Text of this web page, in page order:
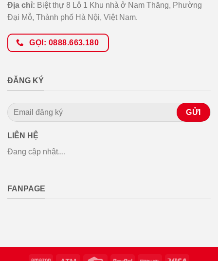
Địa chỉ: Biệt thự 8 Lô 1 Khu nhà ở Nam Thăng, Phường
Đại Mỗ, Thành phố Hà Nội, Việt Nam.
GỌI: 0888.663.180
ĐĂNG KÝ
LIÊN HỆ
Đang cập nhật....
FANPAGE